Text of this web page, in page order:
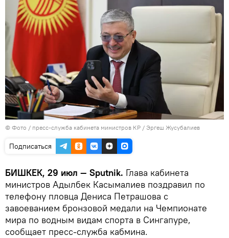
© Фото / пресс-служба кабинета министров КР / Эргеш Жусубалиев
Подписаться
БИШКЕК, 29 июл — Sputnik. Глава кабинета
министров Адылбек Касымалиев поздравил по
телефону пловца Дениса Петрашова с
завоеванием бронзовой медали на Чемпионате
мира по водным видам спорта в Сингапуре,
сообщает пресс-служба кабмина.